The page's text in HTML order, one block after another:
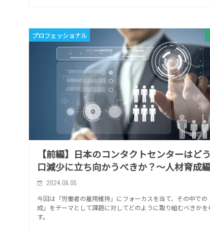
プロフェッショナル
【前編】日本のコンタクトセンターはど
口減少に立ち向かうべきか？～人材育成
2024.06.05
今回は「労働者の雇用維持」にフォーカスを当て、その中での
成」をテーマとして課題に対してどのように取り組むべきかを
す。